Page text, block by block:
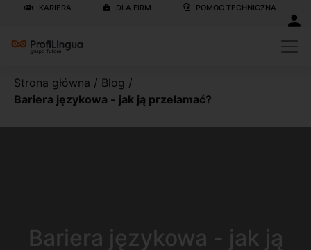
KARIERA DLA FIRM POMOC TECHNICZNA
Strona główna / Blog /
Bariera językowa - jak ją przełamać?
Bariera językowa - jak ją